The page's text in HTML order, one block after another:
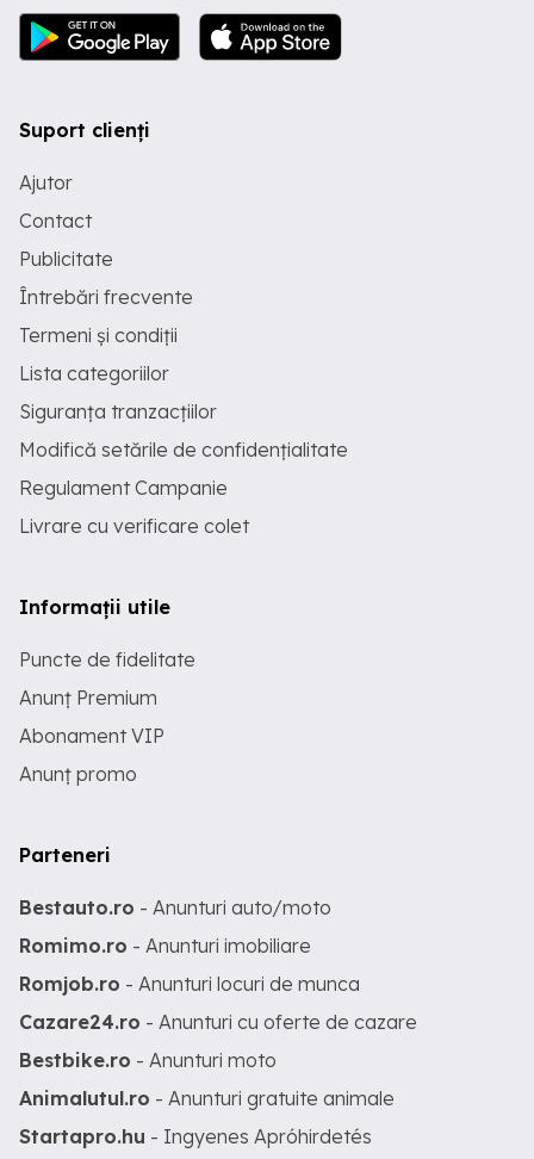
Suport clienți
Ajutor
Contact
Publicitate
Întrebări frecvente
Termeni și condiții
Lista categoriilor
Siguranța tranzacțiilor
Modifică setările de confidențialitate
Regulament Campanie
Livrare cu verificare colet
Informații utile
Puncte de fidelitate
Anunț Premium
Abonament VIP
Anunț promo
Parteneri
Bestauto.ro - Anunturi auto/moto
Romimo.ro - Anunturi imobiliare
Romjob.ro - Anunturi locuri de munca
Cazare24.ro - Anunturi cu oferte de cazare
Bestbike.ro - Anunturi moto
Animalutul.ro - Anunturi gratuite animale
Startapro.hu - Ingyenes Apróhirdetés